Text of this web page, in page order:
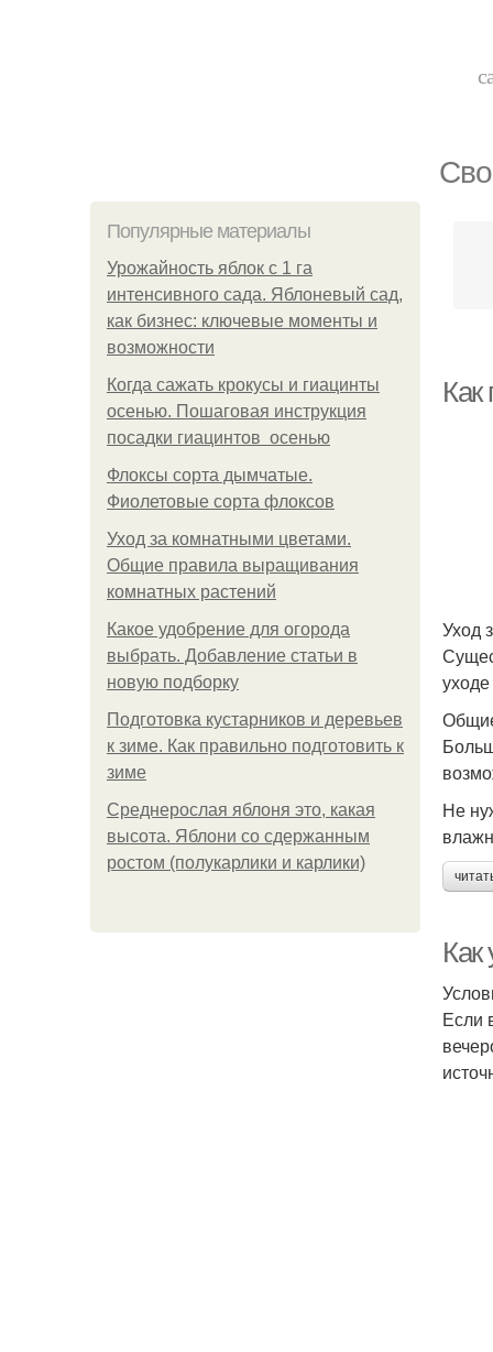
Популярные материалы
Урожайность яблок с 1 га
интенсивного сада. Яблоневый сад,
как бизнес: ключевые моменты и
возможности
Когда сажать крокусы и гиацинты
осенью. Пошаговая инструкция
посадки гиацинтов осенью
Флоксы сорта дымчатые.
Фиолетовые сорта флоксов
Уход за комнатными цветами.
Общие правила выращивания
комнатных растений
Какое удобрение для огорода
выбрать. Добавление статьи в
новую подборку
Подготовка кустарников и деревьев
к зиме. Как правильно подготовить к
зиме
Среднерослая яблоня это, какая
высота. Яблони со сдержанным
ростом (полукарлики и карлики)
Как
Уход
Не
Если